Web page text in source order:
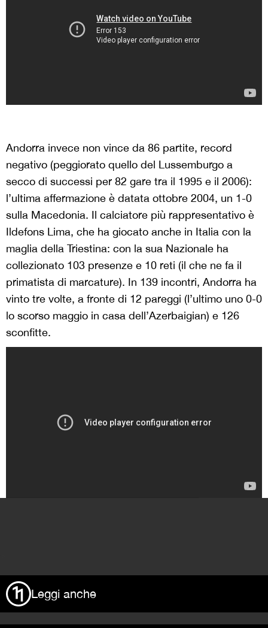
Andorra invece non vince da 86 partite, record
negativo (peggiorato quello del Lussemburgo a
secco di successi per 82 gare tra il 1995 e il 2006):
l’ultima affermazione è datata ottobre 2004, un 1-0
sulla Macedonia. Il calciatore più rappresentativo è
Ildefons Lima, che ha giocato anche in Italia con la
maglia della Triestina: con la sua Nazionale ha
collezionato 103 presenze e 10 reti (il che ne fa il
primatista di marcature). In 139 incontri, Andorra ha
vinto tre volte, a fronte di 12 pareggi (l’ultimo uno 0-0
lo scorso maggio in casa dell’Azerbaigian) e 126
sconfitte.
Leggi anche